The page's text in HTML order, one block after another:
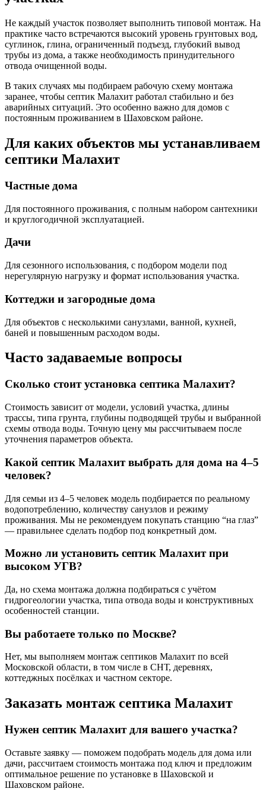
Не каждый участок позволяет выполнить типовой монтаж. На
практике часто встречаются высокий уровень грунтовых вод,
суглинок, глина, ограниченный подъезд, глубокий вывод
трубы из дома, а также необходимость принудительного
отвода очищенной воды.
В таких случаях мы подбираем рабочую схему монтажа
заранее, чтобы септик Малахит работал стабильно и без
аварийных ситуаций. Это особенно важно для домов с
постоянным проживанием в Шаховском районе.
Для каких объектов мы устанавливаем
септики Малахит
Частные дома
Для постоянного проживания, с полным набором сантехники
и круглогодичной эксплуатацией.
Дачи
Для сезонного использования, с подбором модели под
нерегулярную нагрузку и формат использования участка.
Коттеджи и загородные дома
Для объектов с несколькими санузлами, ванной, кухней,
баней и повышенным расходом воды.
Часто задаваемые вопросы
Сколько стоит установка септика Малахит?
Стоимость зависит от модели, условий участка, длины
трассы, типа грунта, глубины подводящей трубы и выбранной
схемы отвода воды. Точную цену мы рассчитываем после
уточнения параметров объекта.
Какой септик Малахит выбрать для дома на 4–5
человек?
Для семьи из 4–5 человек модель подбирается по реальному
водопотреблению, количеству санузлов и режиму
проживания. Мы не рекомендуем покупать станцию “на глаз”
— правильнее сделать подбор под конкретный дом.
Можно ли установить септик Малахит при
высоком УГВ?
Да, но схема монтажа должна подбираться с учётом
гидрогеологии участка, типа отвода воды и конструктивных
особенностей станции.
Вы работаете только по Москве?
Нет, мы выполняем монтаж септиков Малахит по всей
Московской области, в том числе в СНТ, деревнях,
коттеджных посёлках и частном секторе.
Заказать монтаж септика Малахит
Нужен септик Малахит для вашего участка?
Оставьте заявку — поможем подобрать модель для дома или
дачи, рассчитаем стоимость монтажа под ключ и предложим
оптимальное решение по установке в Шаховской и
Шаховском районе.